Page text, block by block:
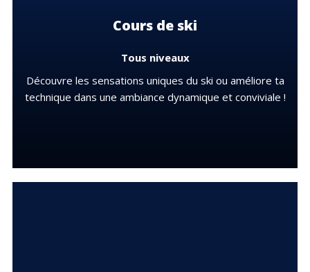
Cours de ski
Tous niveaux
Découvre les sensations uniques du ski ou améliore ta
technique dans une ambiance dynamique et conviviale !
DÉCOUVRIR LES OFFRES